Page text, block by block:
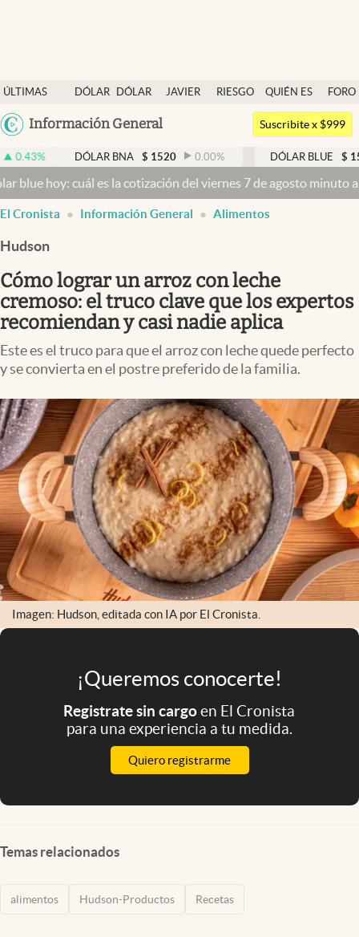
ÚLTIMAS
NOTICIAS
DÓLAR
DÓLAR
JAVIER
RIESGO
QUIÉN ES
QUIÉN
FORO
Argentina
México
Información General
Dólar
Members
Economía y Política
Finanzas y Mercados
Mercados Online
Negocios
Columnistas
Otras secciones
Infotechnology
Clase
Clima
Mundial 2026
Eventos Corporativos
El Cronista Studio
Mediakit
abre en nueva pestaña
Argentina
Suscribite x $999
DÓLAR BNA $ 1520 0.00% DÓLAR BLUE $ 1525 -
cuál es la cotización del viernes 7 de agosto minuto a minuto
El Cronista Información General Alimentos
Hudson
Cómo lograr un arroz con leche
cremoso: el truco clave que los expertos
recomiendan y casi nadie aplica
Este es el truco para que el arroz con leche quede perfecto
y se convierta en el postre preferido de la familia.
Imagen: Hudson, editada con IA por El Cronista.
¡Queremos conocerte!
Registrate sin cargoen El Cronista
para una experiencia a tu medida.
Quiero registrarme
Temas relacionados
alimentos Hudson-Productos Recetas